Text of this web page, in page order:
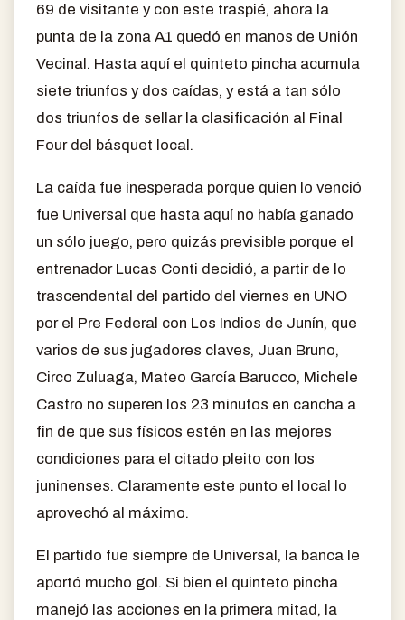
69 de visitante y con este traspié, ahora la
punta de la zona A1 quedó en manos de Unión
Vecinal. Hasta aquí el quinteto pincha acumula
siete triunfos y dos caídas, y está a tan sólo
dos triunfos de sellar la clasificación al Final
Four del básquet local.
La caída fue inesperada porque quien lo venció
fue Universal que hasta aquí no había ganado
un sólo juego, pero quizás previsible porque el
entrenador Lucas Conti decidió, a partir de lo
trascendental del partido del viernes en UNO
por el Pre Federal con Los Indios de Junín, que
varios de sus jugadores claves, Juan Bruno,
Circo Zuluaga, Mateo García Barucco, Michele
Castro no superen los 23 minutos en cancha a
fin de que sus físicos estén en las mejores
condiciones para el citado pleito con los
juninenses. Claramente este punto el local lo
aprovechó al máximo.
El partido fue siempre de Universal, la banca le
aportó mucho gol. Si bien el quinteto pincha
manejó las acciones en la primera mitad, la